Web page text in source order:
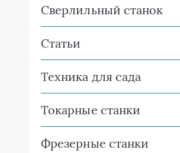
Сверлильный станок
Статьи
Техника для сада
Токарные станки
Фрезерные станки